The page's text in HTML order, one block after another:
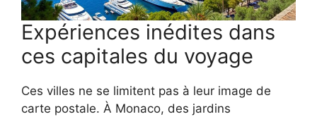
Expériences inédites dans
ces capitales du voyage
Ces villes ne se limitent pas à leur image de
carte postale. À Monaco, des jardins